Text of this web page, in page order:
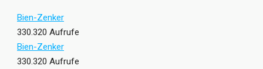
Bien-Zenker
330.320 Aufrufe
Bien-Zenker
330.320 Aufrufe